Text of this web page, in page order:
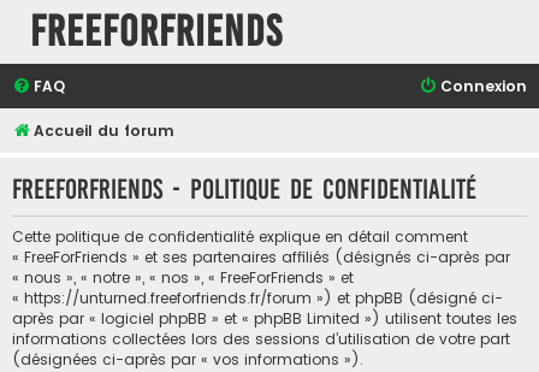
FreeForFriends
FAQ Connexion
Accueil du forum
FreeForFriends - Politique de confidentialité
Cette politique de confidentialité explique en détail comment
« FreeForFriends » et ses partenaires affiliés (désignés ci-après par
« nous », « notre », « nos », « FreeForFriends » et
« https://unturned.freeforfriends.fr/forum ») et phpBB (désigné ci-
après par « logiciel phpBB » et « phpBB Limited ») utilisent toutes les
informations collectées lors des sessions d’utilisation de votre part
(désignées ci-après par « vos informations »).